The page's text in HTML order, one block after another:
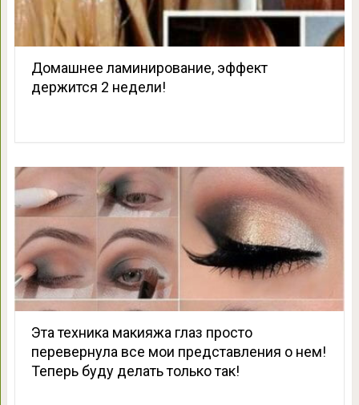
Домашнее ламинирование, эффект
держится 2 недели!
Эта техника макияжа глаз просто
перевернула все мои представления о нем!
Теперь буду делать только так!